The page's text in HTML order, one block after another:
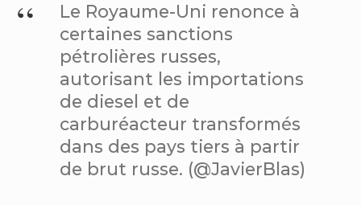
Le Royaume-Uni renonce à
certaines sanctions
pétrolières russes,
autorisant les importations
de diesel et de
carburéacteur transformés
dans des pays tiers à partir
de brut russe. (@JavierBlas)